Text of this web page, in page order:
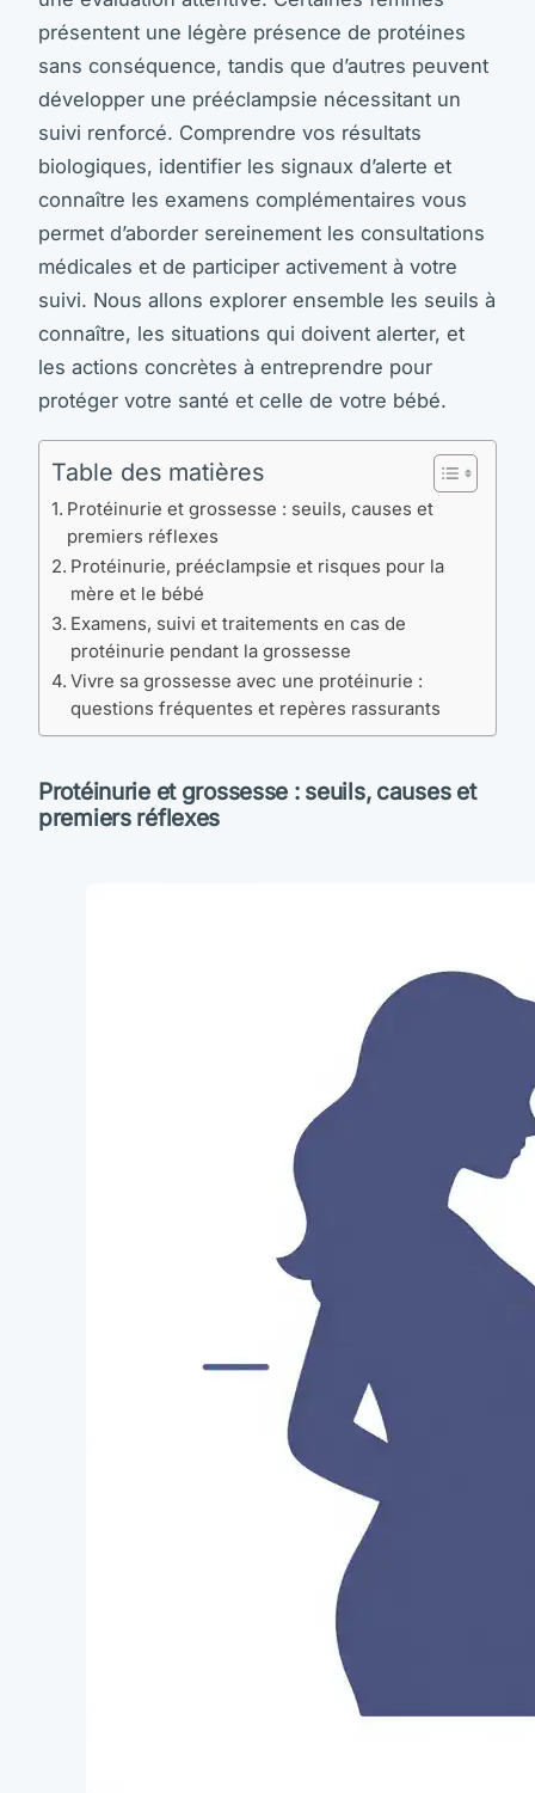
présentent une légère présence de protéines
sans conséquence, tandis que d’autres peuvent
développer une prééclampsie nécessitant un
suivi renforcé. Comprendre vos résultats
biologiques, identifier les signaux d’alerte et
connaître les examens complémentaires vous
permet d’aborder sereinement les consultations
médicales et de participer activement à votre
suivi. Nous allons explorer ensemble les seuils à
connaître, les situations qui doivent alerter, et
les actions concrètes à entreprendre pour
protéger votre santé et celle de votre bébé.
Table des matières
Protéinurie et grossesse : seuils, causes et
premiers réflexes
Protéinurie, prééclampsie et risques pour la
mère et le bébé
Examens, suivi et traitements en cas de
protéinurie pendant la grossesse
Vivre sa grossesse avec une protéinurie :
questions fréquentes et repères rassurants
Protéinurie et grossesse : seuils, causes et
premiers réflexes